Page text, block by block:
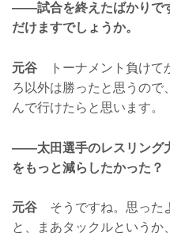
——試合を終えたばかりで
だけますでしょうか。
元谷 トーナメント負けて
ろ以外は勝ったと思うので
んで行けたらと思います。
——太田選手のレスリング
をもっと減らしたかった？
元谷 そうですね。思った
と、まあタックルというか